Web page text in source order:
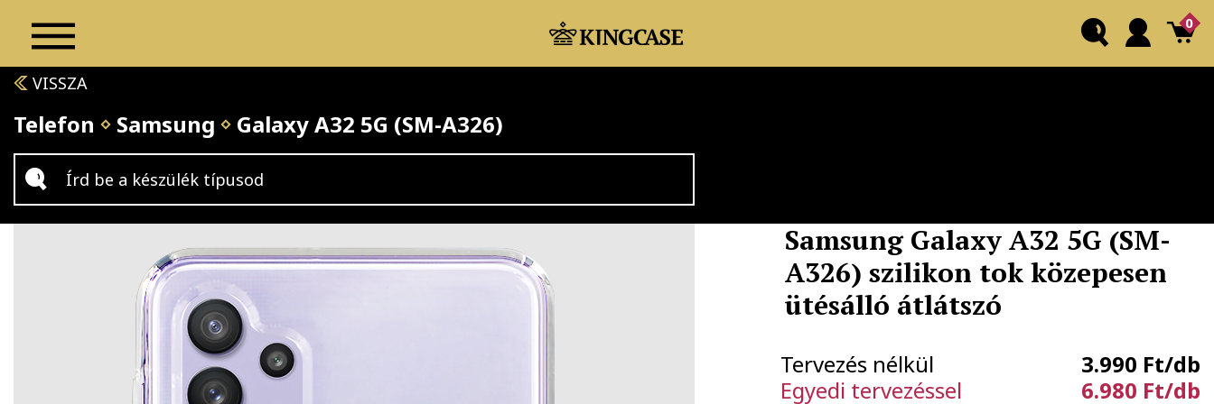
0
VISSZA
Telefon Samsung Galaxy A32 5G (SM-A326)
Samsung Galaxy A32 5G (SM-
A326) szilikon tok közepesen
ütésálló átlátszó
Tervezés nélkül
3.990 Ft/db
Egyedi tervezéssel
6.980 Ft/db